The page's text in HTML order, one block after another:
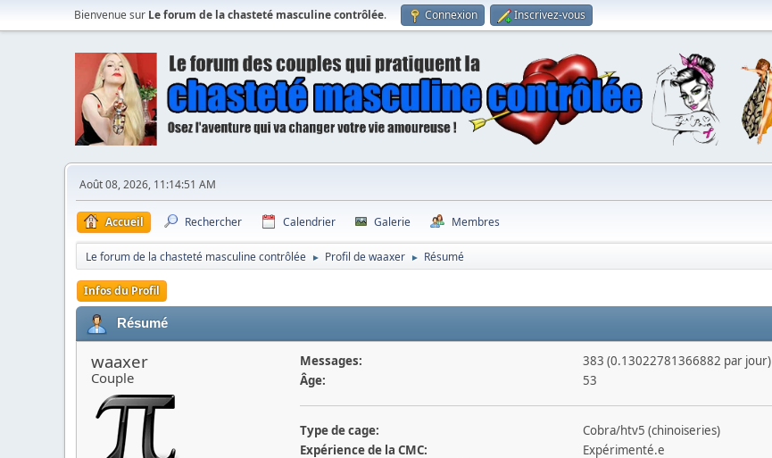
Bienvenue sur Le forum de la chasteté masculine contrôlée. Connexion Inscrivez-vous
Août 08, 2026, 11:14:51 AM
Accueil Rechercher Calendrier Galerie Membres
Le forum de la chasteté masculine contrôlée ► Profil de waaxer ► Résumé
Infos du Profil
Résumé
waaxer
Couple
Messages:
383 (0.13022781366882 par jour)
Âge:
53
Type de cage:
Cobra/htv5 (chinoiseries)
Expérience de la CMC:
Expérimenté.e